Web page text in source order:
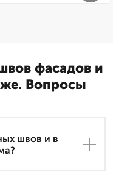
фасадов и
Вопросы
швов и в